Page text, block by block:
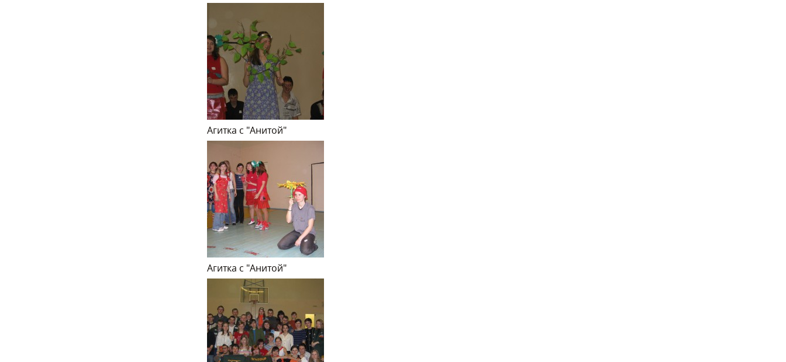
Агитка с "Анитой"
Агитка с "Анитой"